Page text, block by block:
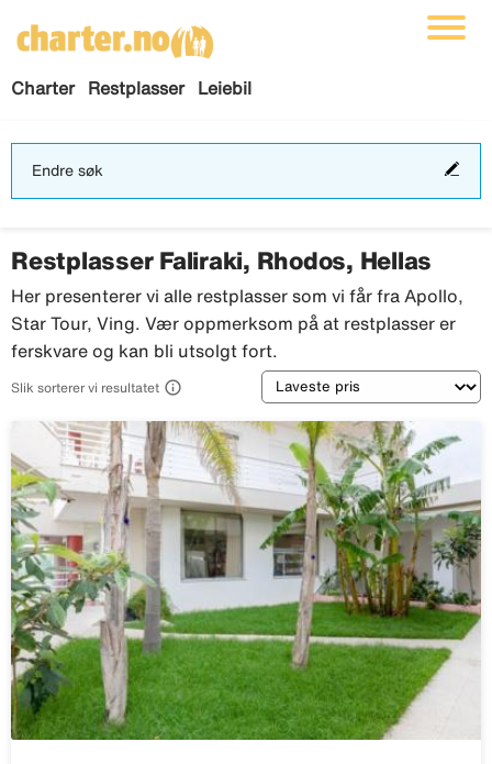
Charter Restplasser Leiebil
Endre søk
Restplasser Faliraki, Rhodos, Hellas
Her presenterer vi alle restplasser som vi får fra Apollo,
Star Tour, Ving. Vær oppmerksom på at restplasser er
ferskvare og kan bli utsolgt fort.
Slik sorterer vi resultatet  Sortering